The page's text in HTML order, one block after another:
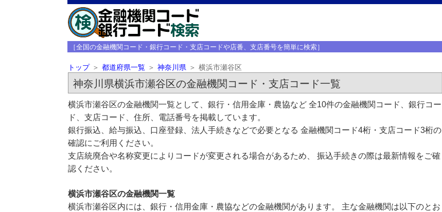
［全国の金融機関コード・銀行コード・支店コードや店番、支店番号を簡単に検索］
トップ 都道府県一覧 神奈川県 横浜市瀬谷区
神奈川県横浜市瀬谷区の金融機関コード・支店コード一覧
横浜市瀬谷区の金融機関一覧として、銀行・信用金庫・農協など 全10件の金融機関コード、銀行コー
ド、支店コード、住所、電話番号を掲載しています。
銀行振込、給与振込、口座登録、法人手続きなどで必要となる 金融機関コード4桁・支店コード3桁の
確認にご利用ください。
支店統廃合や名称変更によりコードが変更される場合があるため、 振込手続きの際は最新情報をご確
認ください。
横浜市瀬谷区の金融機関一覧
横浜市瀬谷区内には、銀行・信用金庫・農協などの金融機関があります。 主な金融機関は以下のとお